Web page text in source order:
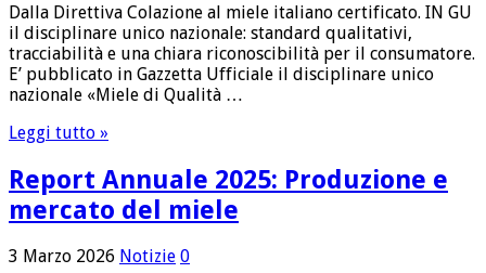
Dalla Direttiva Colazione al miele italiano certificato. IN GU
il disciplinare unico nazionale: standard qualitativi,
tracciabilità e una chiara riconoscibilità per il consumatore.
E’ pubblicato in Gazzetta Ufficiale il disciplinare unico
nazionale «Miele di Qualità …
Leggi tutto »
Report Annuale 2025: Produzione e
mercato del miele
3 Marzo 2026 Notizie 0